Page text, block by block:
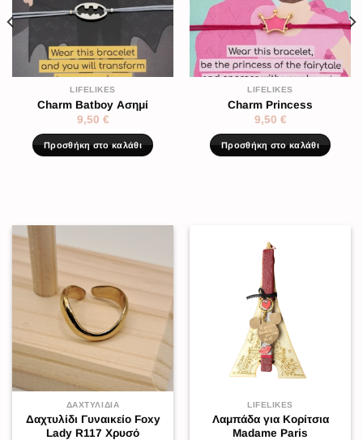
LIFELIKES
Charm Batboy Ασημί
9,50 €
Προσθήκη στο καλάθι
LIFELIKES
Charm Princess
9,50 €
Προσθήκη στο καλάθι
ΔΑΧΤΥΛΊΔΙΑ
Δαχτυλίδι Γυναικείο Foxy
Lady R117 Χρυσό
LIFELIKES
Λαμπάδα για Κορίτσια
Madame Paris